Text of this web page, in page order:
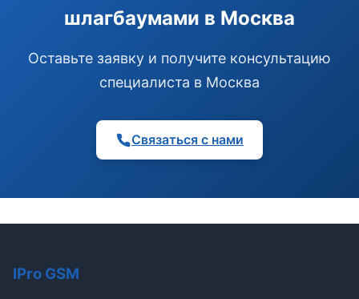
шлагбаумами в Москва
Оставьте заявку и получите консультацию
специалиста в Москва
Связаться с нами
IPro GSM